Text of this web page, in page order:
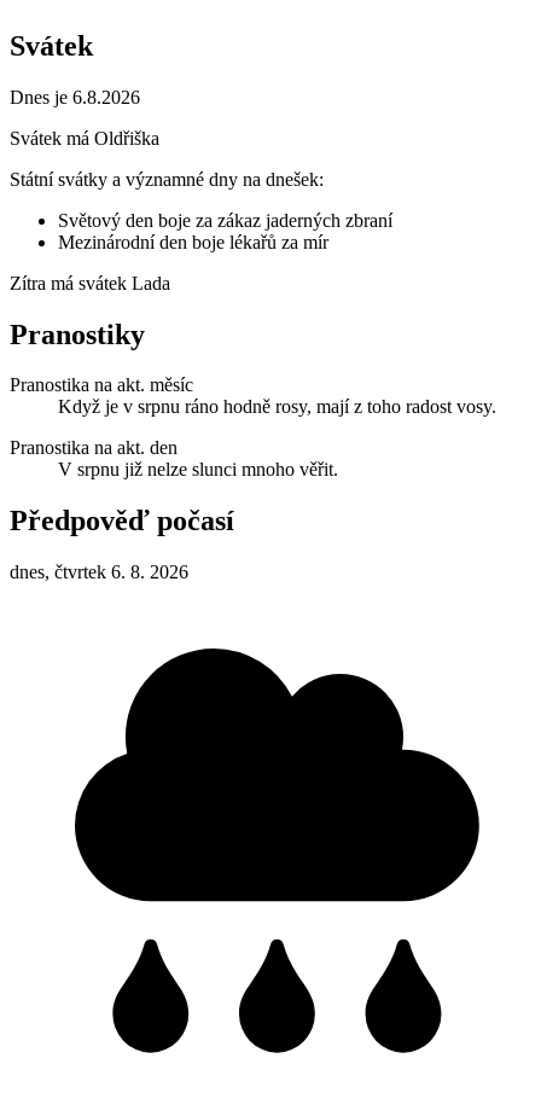
Svátek
Dnes je 6.8.2026
Svátek má Oldřiška
Státní svátky a významné dny na dnešek:
Světový den boje za zákaz jaderných zbraní
Mezinárodní den boje lékařů za mír
Zítra má svátek Lada
Pranostiky
Pranostika na akt. měsíc
Když je v srpnu ráno hodně rosy, mají z toho radost vosy.
Pranostika na akt. den
V srpnu již nelze slunci mnoho věřit.
Předpověď počasí
dnes, čtvrtek 6. 8. 2026